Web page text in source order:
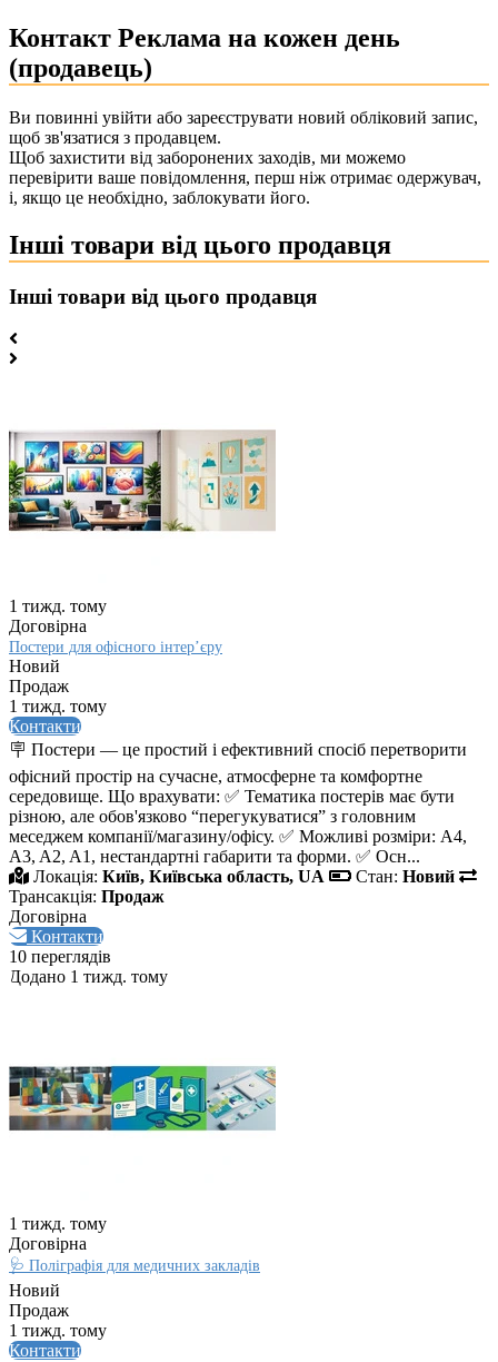
Контакт Реклама на кожен день
(продавець)
Ви повинні увійти або зареєструвати новий обліковий запис,
щоб зв'язатися з продавцем.
Щоб захистити від заборонених заходів, ми можемо
перевірити ваше повідомлення, перш ніж отримає одержувач,
і, якщо це необхідно, заблокувати його.
Інші товари від цього продавця
Інші товари від цього продавця
1 тижд. тому
Договірна
Постери для офісного інтер’єру
Новий
Продаж
1 тижд. тому
Контакти
🪧 Постери — це простий і ефективний спосіб перетворити
офісний простір на сучасне, атмосферне та комфортне
середовище. Що врахувати: ✅ Тематика постерів має бути
різною, але обов'язково “перегукуватися” з головним
меседжем компанії/магазину/офісу. ✅ Можливі розміри: A4,
A3, A2, A1, нестандартні габарити та форми. ✅ Осн...
Локація: Київ, Київська область, UA Стан: Новий
Трансакція: Продаж
Договірна
Контакти
10 переглядів
Додано 1 тижд. тому
1 тижд. тому
Договірна
🩺 Поліграфія для медичних закладів
Новий
Продаж
1 тижд. тому
Контакти